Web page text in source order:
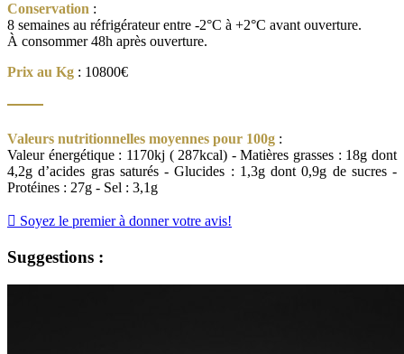
Conservation :
8 semaines au réfrigérateur entre -2°C à +2°C avant ouverture.
À consommer 48h après ouverture.
Prix au Kg : 10800€
Valeurs nutritionnelles moyennes pour 100g :
Valeur énergétique : 1170kj ( 287kcal) - Matières grasses : 18g dont
4,2g d’acides gras saturés - Glucides : 1,3g dont 0,9g de sucres -
Protéines : 27g - Sel : 3,1g
 Soyez le premier à donner votre avis!
Suggestions :